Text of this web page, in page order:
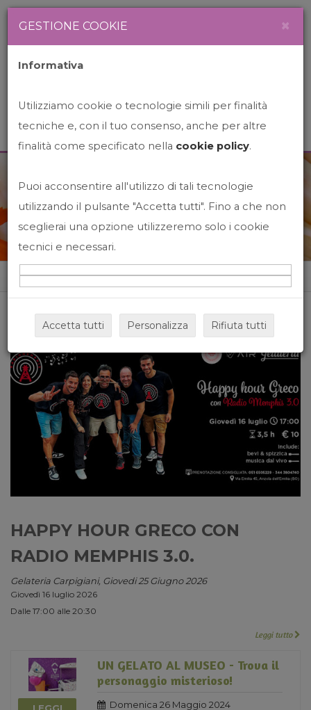
News&Events
Home News&events
HAPPY HOUR GRECO CON
RADIO MEMPHIS 3.0.
Gelateria Carpigiani, Giovedi 25 Giugno 2026
Giovedì 16 luglio 2026
Dalle 17:00 alle 20:30
Leggi tutto
UN GELATO AL MUSEO - Trova il
personaggio misterioso!
Domenica 26 Maggio 2024
GESTIONE COOKIE ×
Informativa
Utilizziamo cookie o tecnologie simili per finalità
tecniche e, con il tuo consenso, anche per altre
finalità come specificato nella cookie policy.
Puoi acconsentire all'utilizzo di tali tecnologie
utilizzando il pulsante "Accetta tutti". Fino a che non
sceglierai una opzione utilizzeremo solo i cookie
tecnici e necessari.
Accetta tutti Personalizza Rifiuta tutti